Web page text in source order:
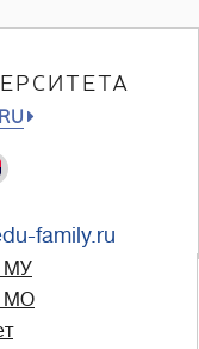
family.ru
МУ
МО